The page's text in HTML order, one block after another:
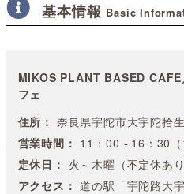
基本情報 Basic
MIKOS PLANT BASED CAFE
フェ
住所： 奈良県宇陀市大宇陀拾
営業時間： 11：00～16：30
定休日： 火～木曜（不定休あり
アクセス： 道の駅「宇陀路大